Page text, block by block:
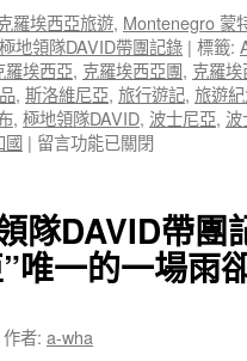
羅埃西亞旅遊, Montenegro 蒙
地領隊DAVID帶團記錄 | 標籤:
羅埃西亞, 克羅埃西亞團, 克羅
, 斯洛維尼亞, 旅行遊記, 旅遊
, 極地領隊DAVID, 波士尼亞,
國 | 在
玩
家
極
地
隊
留言功能已關閉
隊DAVID帶
唯一的一場雨
作者: a-wha